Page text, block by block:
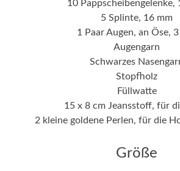
10 Pappscheibengelenke,
5 Splinte, 16 mm
1 Paar Augen, an Öse,
Augengarn
Schwarzes
Stopfholz
Füllwatte
15 x 8 cm Jeansstoff, für
2 kleine goldene Perlen, für die
Größe